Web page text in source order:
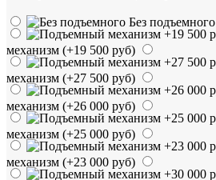
Без подъемного
механизм (+19 500 руб)
механизм (+27 500 руб)
механизм (+26 000 руб)
механизм (+25 000 руб)
механизм (+23 000 руб)